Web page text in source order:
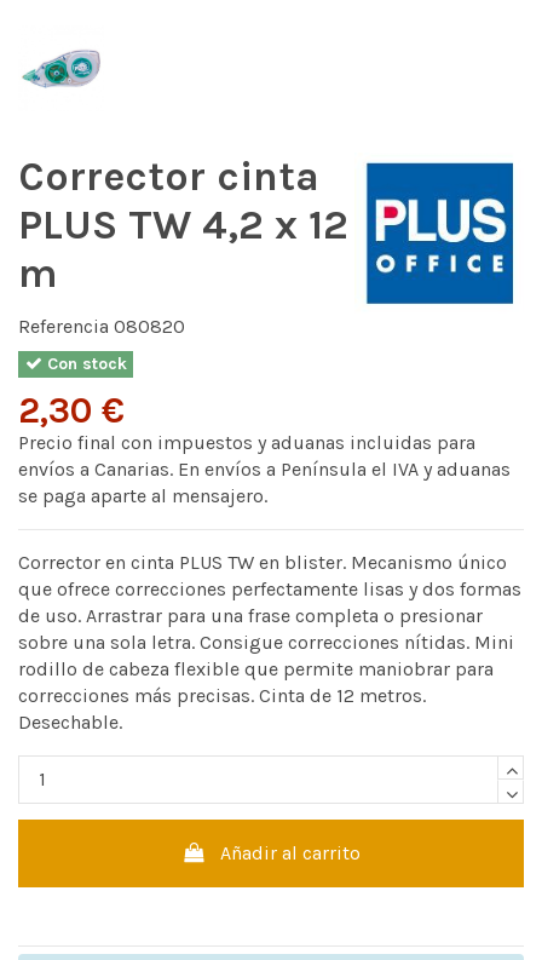
Corrector cinta
PLUS TW 4,2 x 12
m
Referencia 080820
Con stock
2,30 €
Precio final con impuestos y aduanas incluidas para
envíos a Canarias. En envíos a Península el IVA y aduanas
se paga aparte al mensajero.
Corrector en cinta PLUS TW en blister. Mecanismo único
que ofrece correcciones perfectamente lisas y dos formas
de uso. Arrastrar para una frase completa o presionar
sobre una sola letra. Consigue correcciones nítidas. Mini
rodillo de cabeza flexible que permite maniobrar para
correcciones más precisas. Cinta de 12 metros.
Desechable.
Añadir al carrito